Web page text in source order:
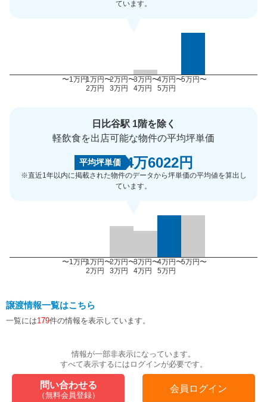
ています。
〜1万円1万円〜
2万円
2万円〜
3万円
3万円〜
4万円
4万円〜
5万円
5万円〜
日比谷駅 1階を除く
軽飲食を出店可能な物件の平均坪単価
平均坪単価 4万6022円
※直近1年以内に掲載された物件のデータから坪単価の平均値を算出し
ています。
〜1万円1万円〜
2万円
2万円〜
3万円
3万円〜
4万円
4万円〜
5万円
5万円〜
譲渡情報一覧はこちら
一覧には179件の情報を表示しています。
情報が一部非表示になっています。
すべて表示するにはログインが必要です。
問い合わせる
（無料会員登録）
会員ログイン